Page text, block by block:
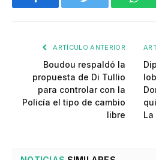
Facebook Twitter
ARTÍCULO ANTERIOR
Boudou respaldó la
propuesta de Di Tullio
para controlar con la
Policía el tipo de cambio
libre
La